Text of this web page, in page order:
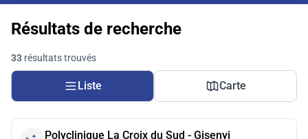
Résultats de recherche
33 résultats trouvés
Liste Carte
Polyclinique La Croix du Sud - Gisenyi